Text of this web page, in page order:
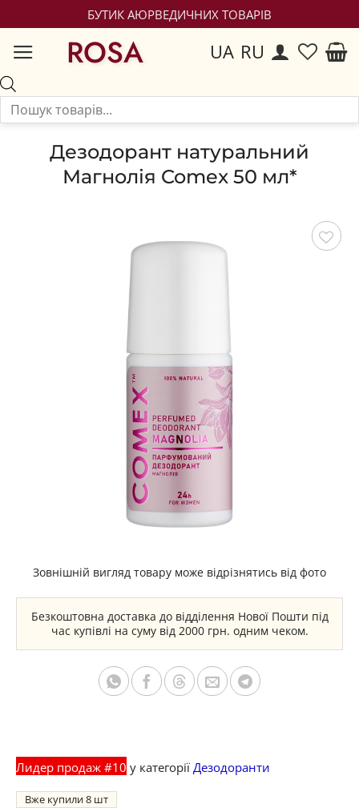
БУТИК АЮРВЕДИЧНИХ ТОВАРІВ
ROSA UA RU
Дезодорант натуральний
Магнолія Comex 50 мл*
Зовнішній вигляд товару може відрізнятись від фото
Безкоштовна доставка до відділення Нової Пошти під
час купівлі на суму від 2000 грн. одним чеком.
Лидер продаж #10 у категорії Дезодоранти
Вже купили8